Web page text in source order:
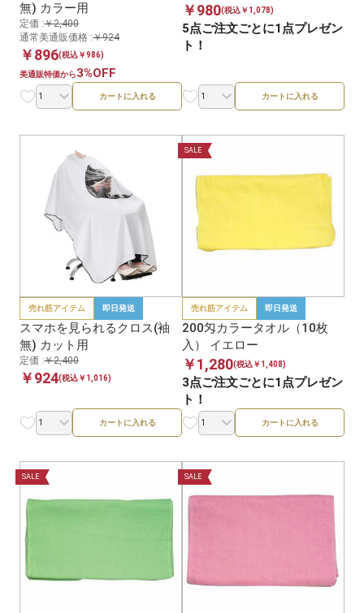
無) カラー用
定価 :￥2,400
通常美通販価格 :￥924
￥896(税込￥986)
美通販特価から3%OFF
カートに入れる
￥980(税込￥1,078)
5点ご注文ごとに1点プレゼン
ト！
カートに入れる
売れ筋アイテム 即日発送
スマホを見られるクロス(袖
無) カット用
定価 :￥2,400
￥924(税込￥1,016)
カートに入れる
SALE
売れ筋アイテム 即日発送
200匁カラータオル（10枚
入） イエロー
￥1,280(税込￥1,408)
3点ご注文ごとに1点プレゼン
ト！
カートに入れる
SALE SALE